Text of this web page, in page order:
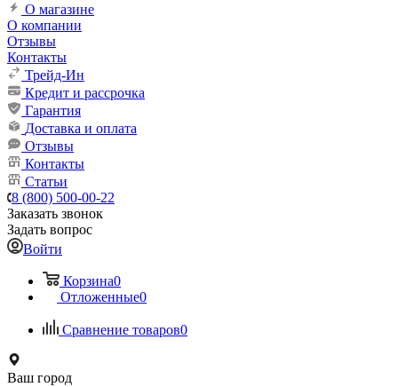
О магазине
О компании
Отзывы
Контакты
Трейд-Ин
Кредит и рассрочка
Гарантия
Доставка и оплата
Отзывы
Контакты
Статьи
8 (800) 500-00-22
Заказать звонок
Задать вопрос
Войти
Корзина0
Отложенные0
Сравнение товаров0
Ваш город